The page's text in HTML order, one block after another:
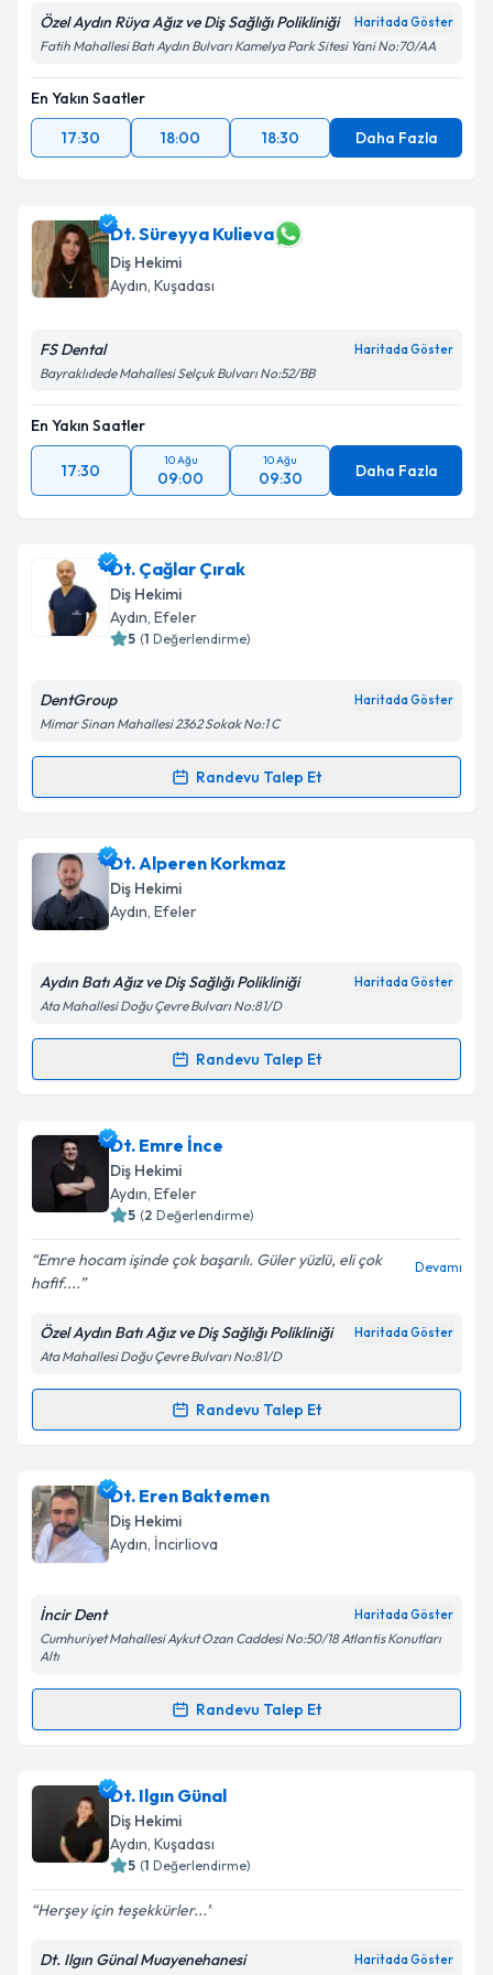
Özel Aydın Rüya Ağız ve Diş Sağlığı Polikliniği Haritada Göster
Fatih Mahallesi Batı Aydın Bulvarı Kamelya Park Sitesi Yani No:70/AA
En Yakın Saatler
17:30
18:00 18:30 Daha Fazla
Dt. Süreyya Kulieva
Diş Hekimi
Aydın, Kuşadası
FS Dental Haritada Göster
Bayraklıdede Mahallesi Selçuk Bulvarı No:52/BB
En Yakın Saatler
17:30
10 Ağu
09:00
10 Ağu
09:30 Daha Fazla
Dt. Çağlar Çırak
Diş Hekimi
Aydın, Efeler
5 (1 Değerlendirme)
DentGroup Haritada Göster
Mimar Sinan Mahallesi 2362 Sokak No:1 C
Randevu Talep Et
Randevu Takvimi Talebi
Dt. Çağlar Çırakiçin randevu takvimi talebi
oluşturun. Size bu uzmandan randevu almanız için bir
takvim hazırlandığında e-posta ile bilgilendireceğiz.
Kişisel verilerimin işlenmesine ilişkin
Metni'ni okudum ve kişisel verilerimin belirtilen
Takvim Talebini Gönder
Dt. Alperen Korkmaz
Diş Hekimi
Aydın, Efeler
Aydın Batı Ağız ve Diş Sağlığı Polikliniği Haritada Göster
Ata Mahallesi Doğu Çevre Bulvarı No:81/D
Randevu Talep Et
Randevu Takvimi Talebi
Dt. Alperen Korkmaz
oluşturun. Size bu uzmandan randevu almanız için bir
takvim hazırlandığında e-posta ile bilgilendireceğiz.
Kişisel verilerimin işlenmesine ilişkin
Aydınlatma
Metni'ni okudum ve kişisel verilerimin belirtilen
kapsamda işlenmesini kabul ediyorum.
Dt. Emre İnce
Diş Hekimi
Aydın, Efeler
5 (2 Değerlendirme)
Emre hocam işinde çok başarılı. Güler yüzlü, eli çok
hafif....
Devamı
Özel Aydın Batı Ağız ve Diş Sağlığı Polikliniği Haritada Göster
Ata Mahallesi Doğu Çevre Bulvarı No:81/D
Randevu Talep Et
Randevu Takvimi Talebi
Dt. Emre İnce için randevu takvimi talebi oluşturun.
Size bu uzmandan randevu almanız için bir takvim
hazırlandığında e-posta ile bilgilendireceğiz.
Kişisel verilerimin işlenmesine ilişkinAydınlatma
'ni okudum ve kişisel verilerimin belirtilen
kapsamda işlenmesini kabul ediyorum.
Takvim Talebini Gönder
Dt. Eren Baktemen
Diş Hekimi
Aydın, İncirliova
İncir Dent Haritada Göster
Cumhuriyet Mahallesi Aykut Ozan Caddesi No:50/18 Atlantis Konutları
Altı
Randevu Talep Et
Randevu Takvimi Talebi
Dt. Eren Baktemeniçin randevu takvimi talebi
oluşturun. Size bu uzmandan randevu almanız için bir
takvim hazırlandığında e-posta ile bilgilendireceğiz.
Dt. Ilgın Günal
Diş Hekimi
Aydın, Kuşadası
5 (1 Değerlendirme)
Herşey için teşekkürler...
Dt. Ilgın Günal Muayenehanesi Haritada Göster